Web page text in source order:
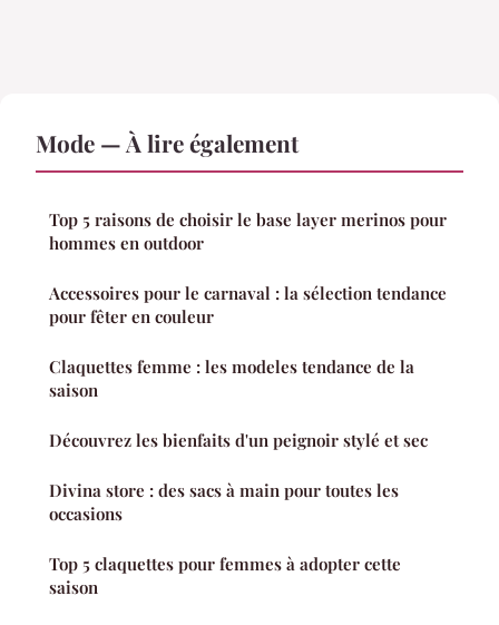
Mode — À lire également
Top 5 raisons de choisir le base layer merinos pour
hommes en outdoor
Accessoires pour le carnaval : la sélection tendance
pour fêter en couleur
Claquettes femme : les modeles tendance de la
saison
Découvrez les bienfaits d'un peignoir stylé et sec
Divina store : des sacs à main pour toutes les
occasions
Top 5 claquettes pour femmes à adopter cette
saison